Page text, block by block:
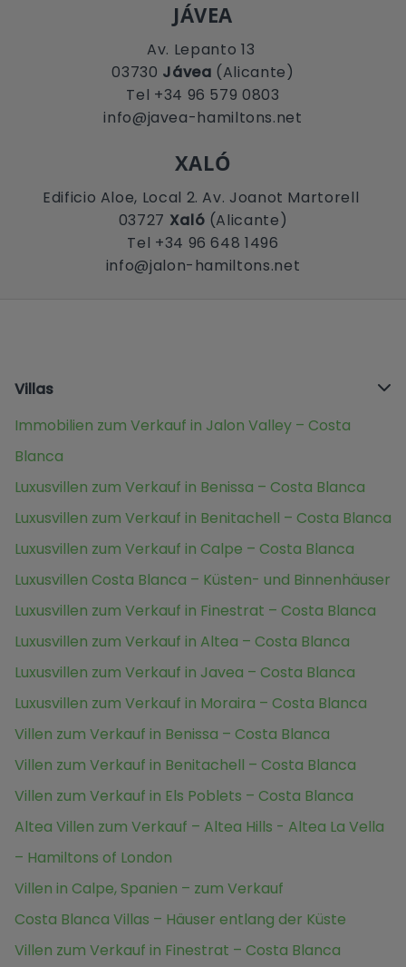
JÁVEA
Av. Lepanto 13
03730 Jávea (Alicante)
Tel +34 96 579 0803
info@javea-hamiltons.net
XALÓ
Edificio Aloe, Local 2. Av. Joanot Martorell
03727 Xaló (Alicante)
Tel +34 96 648 1496
info@jalon-hamiltons.net
Villas
Immobilien zum Verkauf in Jalon Valley – Costa
Blanca
Luxusvillen zum Verkauf in Benissa – Costa Blanca
Luxusvillen zum Verkauf in Benitachell – Costa Blanca
Luxusvillen zum Verkauf in Calpe – Costa Blanca
Luxusvillen Costa Blanca – Küsten- und Binnenhäuser
Luxusvillen zum Verkauf in Finestrat – Costa Blanca
Luxusvillen zum Verkauf in Altea – Costa Blanca
Luxusvillen zum Verkauf in Javea – Costa Blanca
Luxusvillen zum Verkauf in Moraira – Costa Blanca
Villen zum Verkauf in Benissa – Costa Blanca
Villen zum Verkauf in Benitachell – Costa Blanca
Villen zum Verkauf in Els Poblets – Costa Blanca
Altea Villen zum Verkauf – Altea Hills - Altea La Vella
– Hamiltons of London
Villen in Calpe, Spanien – zum Verkauf
Costa Blanca Villas – Häuser entlang der Küste
Villen zum Verkauf in Finestrat – Costa Blanca